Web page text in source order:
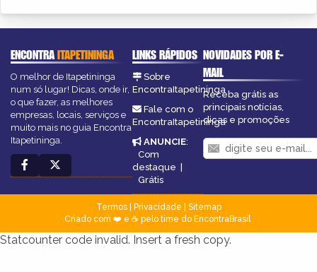
ENCONTRAITAPETININGA
O melhor de Itapetininga
num só lugar! Dicas, onde ir,
o que fazer, as melhores
empresas, locais, serviços e
muito mais no guia Encontra
Itapetininga.
LINKS RÁPIDOS
Sobre
EncontraItapetininga
Fale com o
EncontraItapetininga
ANUNCIE:
Com
destaque |
Grátis
NOVIDADES POR E-
MAIL
Receba grátis as
principais notícias,
dicas e promoções
Termos| Privacidade
Sitemap
Criado com ❤️ e ☕ pelo time do EncontraBrasil
Statcounter code invalid. Insert a fresh copy.